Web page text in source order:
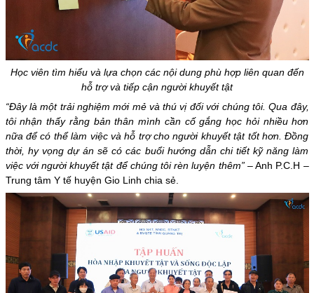
Học viên tìm hiểu và lựa chọn các nội dung phù hợp liên quan đến
hỗ trợ và tiếp cận người khuyết tật
“Đây là một trải nghiệm mới mẻ và thú vị đối với chúng tôi. Qua đây,
tôi nhận thấy rằng bản thân mình cần cố gắng học hỏi nhiều hơn
nữa để có thể làm việc và hỗ trợ cho người khuyết tật tốt hơn. Đồng
thời, hy vọng dự án sẽ có các buổi hướng dẫn chi tiết kỹ năng làm
việc với người khuyết tật để chúng tôi rèn luyện thêm”– Anh P.C.H –
Trung tâm Y tế huyện Gio Linh chia sẻ.